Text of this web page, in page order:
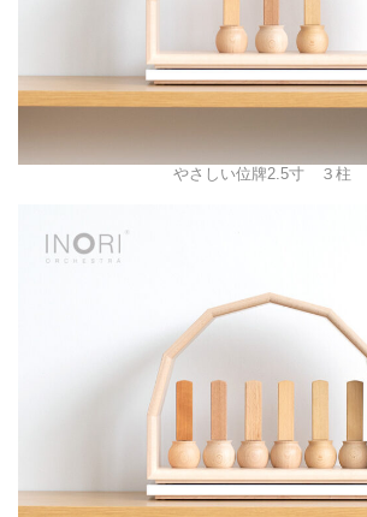
やさしい位牌2.5寸 ３柱